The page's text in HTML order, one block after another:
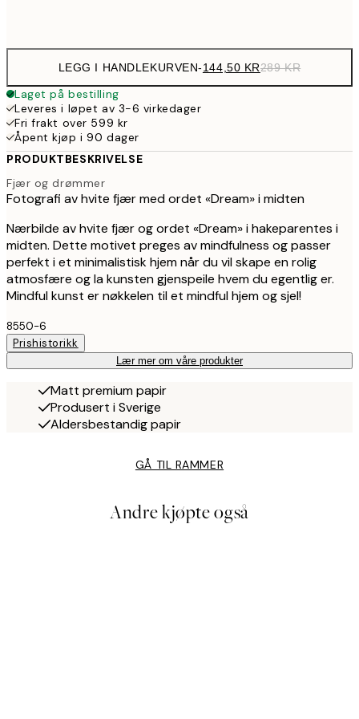
LEGG I HANDLEKURVEN-144,50 KR289 KR
Laget på bestilling
Leveres i løpet av 3-6 virkedager
Fri frakt over 599 kr
Åpent kjøp i 90 dager
PRODUKTBESKRIVELSE
Fjær og drømmer
Fotografi av hvite fjær med ordet «Dream» i midten
Nærbilde av hvite fjær og ordet «Dream» i hakeparentes i
midten. Dette motivet preges av mindfulness og passer
perfekt i et minimalistisk hjem når du vil skape en rolig
atmosfære og la kunsten gjenspeile hvem du egentlig er.
Mindful kunst er nøkkelen til et mindful hjem og sjel!
8550-6
Prishistorikk
Lær mer om våre produkter
Matt premium papir
Produsert i Sverige
Aldersbestandig papir
GÅ TIL RAMMER
Andre kjøpte også